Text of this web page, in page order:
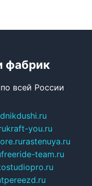
фабрик
всей России
kraft-you.ru
rastenuya.ru
freeride-team.ru